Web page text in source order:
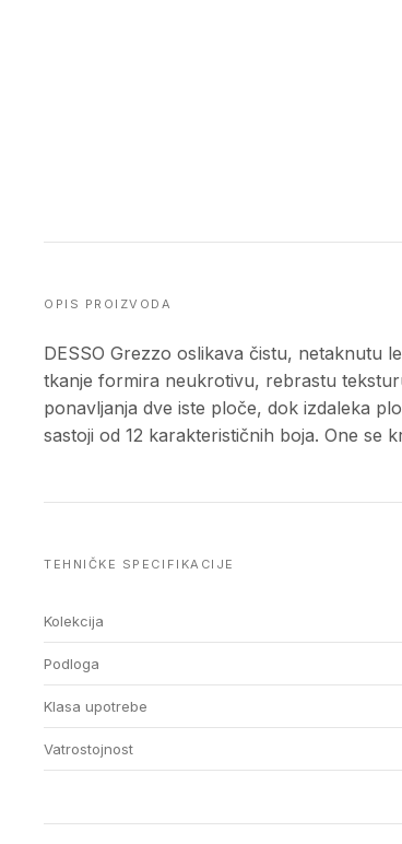
OPIS PROIZVODA
DESSO Grezzo oslikava čistu, netaknutu
tkanje formira neukrotivu, rebrastu
ponavljanja dve iste ploče, dok izdaleka
sastoji od 12 karakterističnih boja. One se
TEHNIČKE SPECIFIKACIJE
Kolekcija
Podloga
Klasa upotrebe
Vatrostojnost